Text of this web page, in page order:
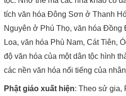
tích văn hóa Đông Sơn ở Thanh
Nguyên ở Phú Thọ, văn hóa
Loa, văn hóa Phù Nam, Cát Tiên,
độ văn hóa của một dân tộc hình
các nền văn hóa nổi tiếng của
Phật giáo xuất hiện: Theo sử gia,